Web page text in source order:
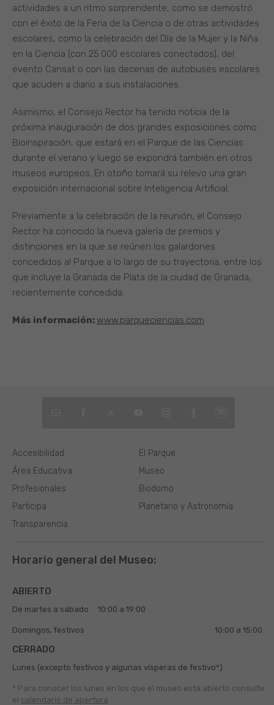
actividades a un ritmo sorprendente, como se demostró
con el éxito de la Feria de la Ciencia o de otras actividades
escolares, como la celebración del Día de la Mujer y la Niña
en la Ciencia (con 25.000 escolares conectados), del
evento Cansat o con las decenas de autobuses escolares
que acuden a diario a sus instalaciones.
Asimismo, el Consejo Rector ha tenido noticia de la
próxima inauguración de dos grandes exposiciones como
Bioinspiración, que estará en el Parque de las Ciencias
durante el verano y luego se expondrá también en otros
museos europeos. En otoño tomará su relevo una gran
exposición internacional sobre Inteligencia Artificial.
Previamente a la celebración de la reunión, el Consejo
Rector ha conocido la nueva galería de premios y
distinciones en la que se reúnen los galardones
concedidos al Parque a lo largo de su trayectoria, entre los
que incluye la Granada de Plata de la ciudad de Granada,
recientemente concedida.
Más información: www.parqueciencias.com
El Parque
Museo
Biodomo
Planetario y Astronomía
Área Educativa
Profesionales
Participa
Transparencia
Accesibilidad
Horario general del Museo:
ABIERTO
De martes a sábado 10:00 a 19:00
Domingos, festivos 10:00 a 15:00
CERRADO
Lunes (excepto festivos y algunas vísperas de festivo*)
* Para conocer los lunes en los que el museo está abierto consulte
el calendario de apertura